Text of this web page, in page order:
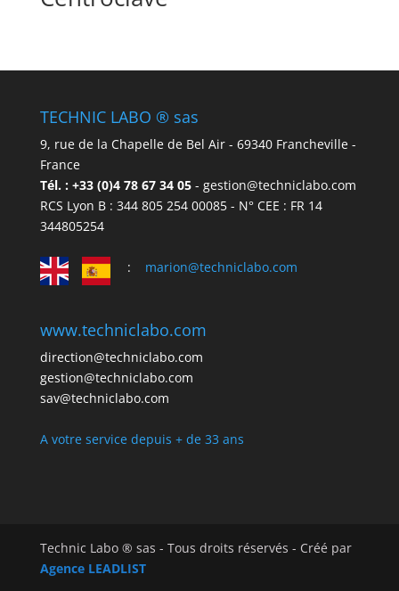
TECHNIC LABO ® sas
9, rue de la Chapelle de Bel Air - 69340 Francheville -
France
Tél. : +33 (0)4 78 67 34 05 - gestion@techniclabo.com
RCS Lyon B : 344 805 254 00085 - N° CEE : FR 14
344805254
: marion@techniclabo.com
www.techniclabo.com
direction@techniclabo.com
gestion@techniclabo.com
sav@techniclabo.com
A votre service depuis + de 33 ans
Technic Labo ® sas - Tous droits réservés - Créé par
Agence LEADLIST